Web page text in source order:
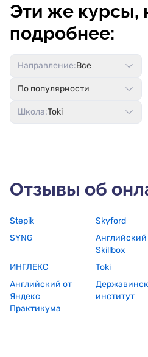
Эти же курсы,
подробнее:
Направление:Все
По популярности
Школа:Toki
Отзывы об
Stepik Skyford
SYNG
Английский
Skillbox
ИНГЛЕКС Toki
Английский от
Яндекс
Практикума
институт